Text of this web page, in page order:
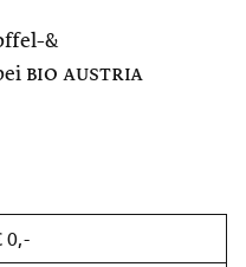
&
bio austria
0,-